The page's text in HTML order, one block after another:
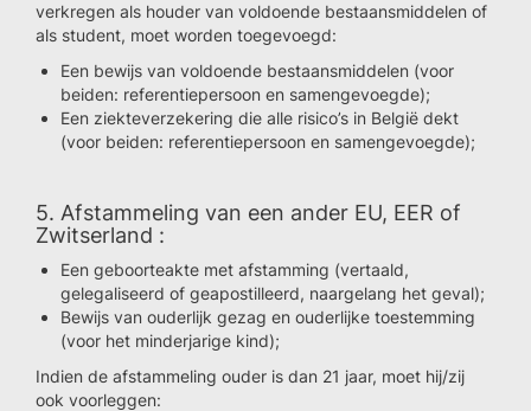
verkregen als houder van voldoende bestaansmiddelen of
als student, moet worden toegevoegd:
Een bewijs van voldoende bestaansmiddelen (voor
beiden: referentiepersoon en samengevoegde);
Een ziekteverzekering die alle risico’s in België dekt
(voor beiden: referentiepersoon en samengevoegde);
5. Afstammeling van een ander EU, EER of
Zwitserland :
Een geboorteakte met afstamming (vertaald,
gelegaliseerd of geapostilleerd, naargelang het geval);
Bewijs van ouderlijk gezag en ouderlijke toestemming
(voor het minderjarige kind);
Indien de afstammeling ouder is dan 21 jaar, moet hij/zij
ook voorleggen: